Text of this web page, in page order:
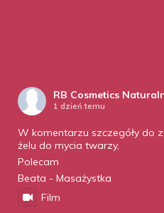
RB Cosmetics
1 dzień temu
W komentarzu szczegóły do
żelu do mycia twarzy,
Polecam
Beata - Masażystka
Film